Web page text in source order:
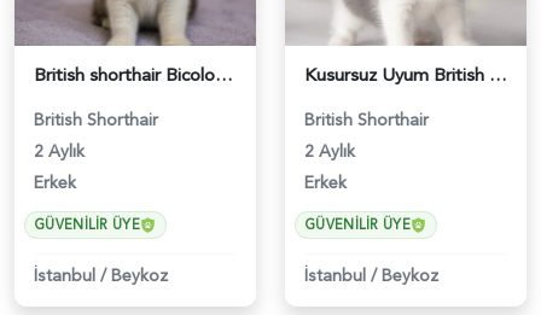
British shorthair Bicolor Lilac Erkek - 5905
British Shorthair
2 Aylık
Erkek
GÜVENILIR ÜYE
İstanbul /Beykoz
Kusursuz Uyum British Shorthair Bi Color Erkek - 6011
British Shorthair
2 Aylık
Erkek
GÜVENILIR ÜYE
İstanbul /Beykoz